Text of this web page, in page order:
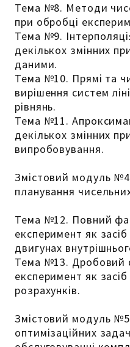
Тема №8. Методи
при обробці
Тема №9.
декількох змінних
даними.
Тема №10. Прямі та
вирішення систем
рівнянь.
Тема №11.
декількох змінних
випробовування.
Змістовий модуль
планування
Тема №12. Повний
експеримент як
двигунах
Тема №13. Дробовий
експеримент як
розрахунків.
Змістовий модуль
оптимізаційних